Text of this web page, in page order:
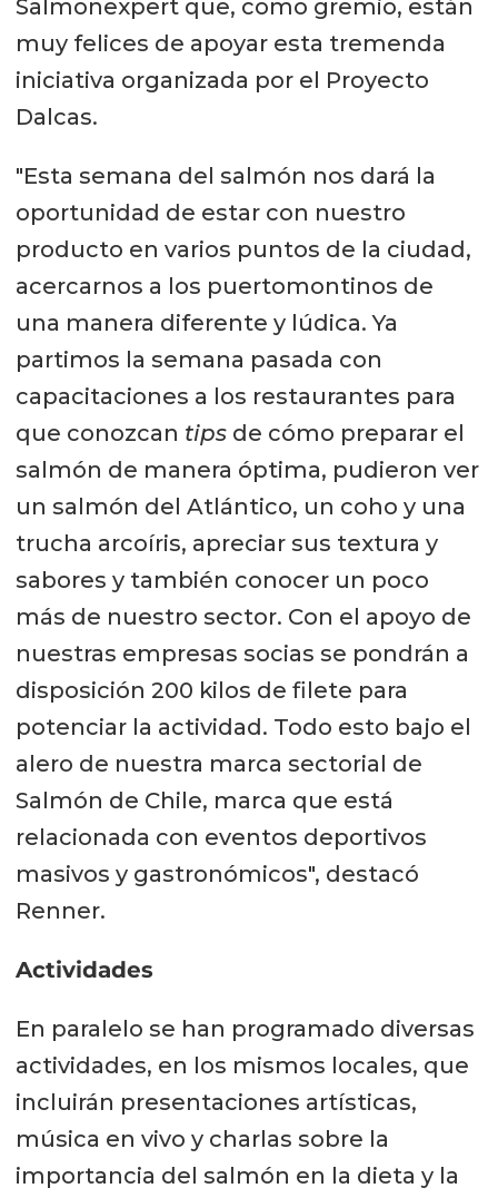
Salmonexpert que, como gremio, están
muy felices de apoyar esta tremenda
iniciativa organizada por el Proyecto
Dalcas.
"Esta semana del salmón nos dará la
oportunidad de estar con nuestro
producto en varios puntos de la ciudad,
acercarnos a los puertomontinos de
una manera diferente y lúdica. Ya
partimos la semana pasada con
capacitaciones a los restaurantes para
que conozcan tipsde cómo preparar el
salmón de manera óptima, pudieron ver
un salmón del Atlántico, un coho y una
trucha arcoíris, apreciar sus textura y
sabores y también conocer un poco
más de nuestro sector. Con el apoyo de
nuestras empresas socias se pondrán a
disposición 200 kilos de filete para
potenciar la actividad. Todo esto bajo el
alero de nuestra marca sectorial de
Salmón de Chile, marca que está
relacionada con eventos deportivos
masivos y gastronómicos", destacó
Renner.
Actividades
En paralelo se han programado diversas
actividades, en los mismos locales, que
incluirán presentaciones artísticas,
música en vivo y charlas sobre la
importancia del salmón en la dieta y la